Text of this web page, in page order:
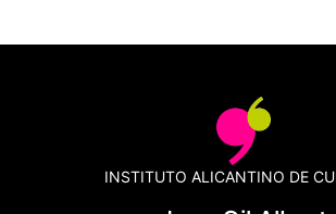
INSTITUTO ALICANTINO DE